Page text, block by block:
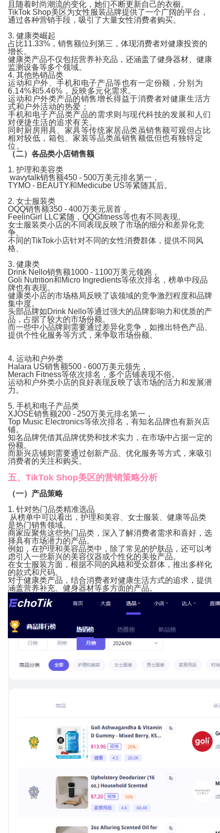
且随着时尚潮流的变化，她们不断更新自己的衣橱。
TikTok Shop美区为女性服装品牌提供了一个广阔的平台，
通过各种营销手段，吸引了大量女性消费者购买。
3. 健康类崛起
占比11.33%，销售额位列第三，体现消费者对健康投资的
增长。
健康类产品不仅包括营养补充品，还涵盖了健身器材、健康
监测设备等多个领域。
4. 其他热销品类
运动和户外、手机和电子产品等也有一定份额，分别为
6.14%和5.46%，反映多元化需求。
运动和户外类产品的销售增长得益于消费者对健康生活方
式和户外活动的热爱；
手机和电子产品类产品的需求则与现代科技的发展和人们
对便捷生活的追求有关。
同时厨房用具、家具等传统家居品类虽销售额可观但占比
相对较低，箱包、家装等品类虽销售额低但也有独特定
位。
（二）各品类小店销售额
1. 护理和美容类
wavytalk销售额450 - 500万美元排名第一，
TYMO - BEAUTY和Medicube US等紧随其后。
2. 女士服装类
OQQ销售额350 - 400万美元居首，
FeelinGirl LLC紧随，QQGfitness等也有不同表现。
女士服装类小店的不同表现反映了市场的细分和差异化竞
争。
不同的TikTok小店针对不同的女性消费群体，提供不同风
格、
3. 健康类
Drink Nello销售额1000 - 1100万美元领跑，
Goli Nutrition和Micro Ingredients等依次排名，榜单中段品
牌也有表现。
健康类小店的市场格局反映了该领域的竞争激烈程度和品牌
集中度。
头部品牌如Drink Nello等通过强大的品牌影响力和优质的产
品，占据了较大的市场份额。
而一些中小品牌则需要通过差异化竞争，如推出特色产品、
提供个性化服务等方式，来争取市场份额。
4. 运动和户外类
Halara US销售额500 - 600万美元领先，
Merach Fitness等依次排名，多个店铺表现不俗。
运动和户外类小店的良好表现反映了该市场的活力和发展潜
力。
5. 手机和电子产品类
XJOSE销售额200 - 250万美元排名第一，
Top Music Electronics等依次排名，有知名品牌也有新兴店
铺。
知名品牌凭借其品牌优势和技术实力，在市场中占据一定的
份额。
而新兴店铺则需要通过创新产品、优化服务等方式，来吸引
消费者的关注和购买。
五、TikTok Shop美区的营销策略分析
（一）产品策略
1. 针对热门品类精准选品
从榜单中可以看出，护理和美容、女士服装、健康等品类
是热门销售领域。
商家应聚焦这些热门品类，深入了解消费者需求和喜好，选
择具有市场潜力的产品。
例如，在护理和美容品类中，除了常见的护肤品，还可以考
虑引入一些新兴的美容仪器或个性化的美妆产品。
在女士服装方面，根据不同的风格和受众群体，推出多样化
的款式和尺码。
对于健康类产品，结合消费者对健康生活方式的追求，提供
涵盖营养补充、健身器材等多方面的产品。